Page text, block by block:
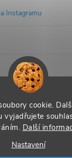
cookie.
vyjadřujete
Další
Nastavení
Instagramu
. Všechna práva
nastavení cookies